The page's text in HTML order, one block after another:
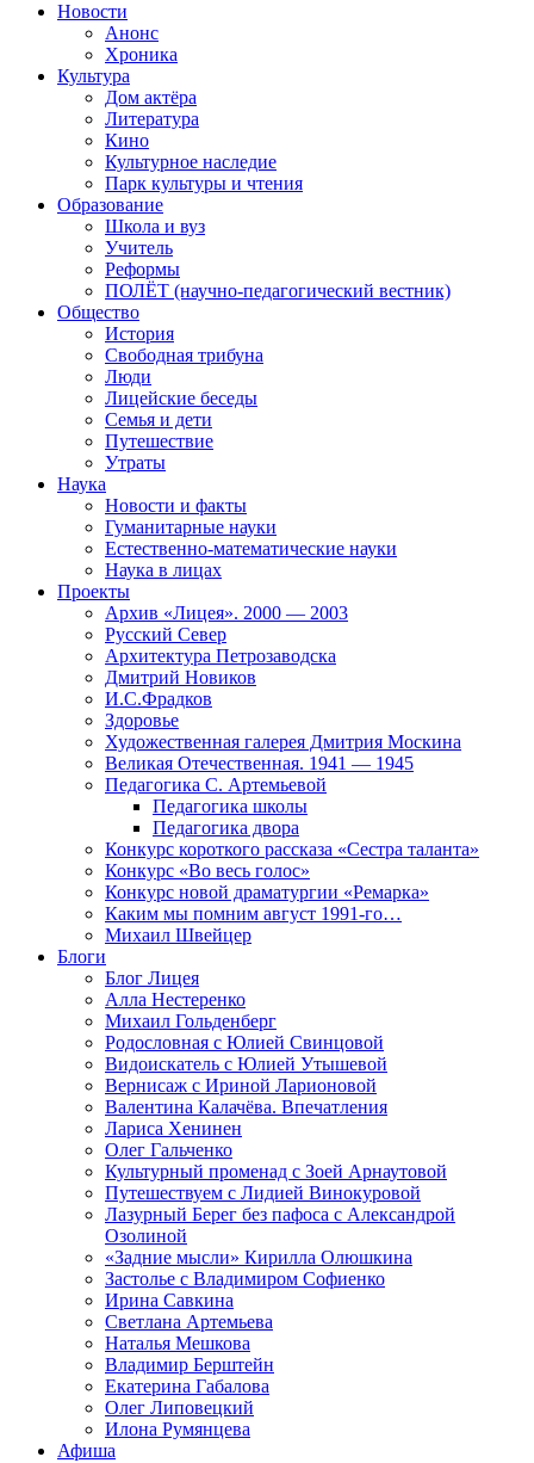
Новости
Анонс
Хроника
Культура
Дом актёра
Литература
Кино
Культурное наследие
Парк культуры и чтения
Образование
Школа и вуз
Учитель
Реформы
ПОЛЁТ (научно-педагогический вестник)
Общество
История
Свободная трибуна
Люди
Лицейские беседы
Семья и дети
Путешествие
Утраты
Наука
Новости и факты
Гуманитарные науки
Естественно-математические науки
Наука в лицах
Проекты
Архив «Лицея». 2000 — 2003
Русский Север
Архитектура Петрозаводска
Дмитрий Новиков
И.С.Фрадков
Здоровье
Художественная галерея Дмитрия Москина
Великая Отечественная. 1941 — 1945
Педагогика С. Артемьевой
Педагогика школы
Педагогика двора
Конкурс короткого рассказа «Сестра таланта»
Конкурс «Во весь голос»
Конкурс новой драматургии «Ремарка»
Каким мы помним август 1991-го…
Михаил Швейцер
Блоги
Блог Лицея
Алла Нестеренко
Михаил Гольденберг
Родословная с Юлией Свинцовой
Видоискатель с Юлией Утышевой
Вернисаж с Ириной Ларионовой
Валентина Калачёва. Впечатления
Лариса Хенинен
Олег Гальченко
Культурный променад с Зоей Арнаутовой
Путешествуем с Лидией Винокуровой
Лазурный Берег без пафоса с Александрой
Озолиной
«Задние мысли» Кирилла Олюшкина
Застолье с Владимиром Софиенко
Ирина Савкина
Светлана Артемьева
Наталья Мешкова
Владимир Берштейн
Екатерина Габалова
Олег Липовецкий
Илона Румянцева
Афиша